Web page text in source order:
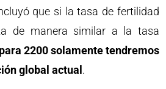
que si la tasa de fertilidad
de manera similar a la tasa
para 2200 solamente tendremos
global actual.